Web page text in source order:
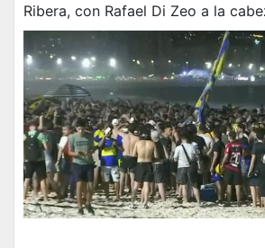
Ribera, con Rafael Di Zeo a la